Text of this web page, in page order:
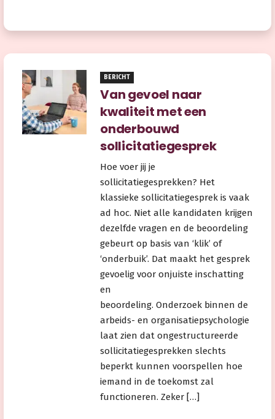
BERICHT
Van gevoel naar
kwaliteit met een
onderbouwd
sollicitatiegesprek
Hoe voer jij je
sollicitatiegesprekken? Het
klassieke sollicitatiegesprek is vaak
ad hoc. Niet alle kandidaten krijgen
dezelfde vragen en de beoordeling
gebeurt op basis van ‘klik’ of
‘onderbuik’. Dat maakt het gesprek
gevoelig voor onjuiste inschatting
en
beoordeling. Onderzoek binnen de
arbeids- en organisatiepsychologie
laat zien dat ongestructureerde
sollicitatiegesprekken slechts
beperkt kunnen voorspellen hoe
iemand in de toekomst zal
functioneren. Zeker […]